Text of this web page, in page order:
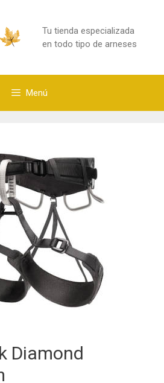
Tu tienda especializada
en todo tipo de arneses
Menú
Diamond